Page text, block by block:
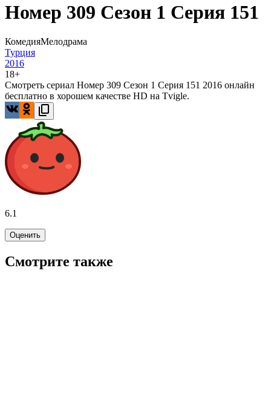
Номер 309 Сезон 1 Серия 151
КомедияМелодрама
Турция
2016
18+
Смотреть сериал Номер 309 Сезон 1 Серия 151 2016 онлайн
бесплатно в хорошем качестве HD на Tvigle.
6.1
Оценить
Смотрите также